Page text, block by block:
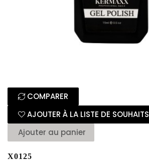
COMPARER
AJOUTER À LA LISTE DE SOUHAITS
Ajouter au panier
X0125